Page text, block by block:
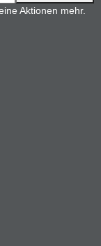
Aktionen mehr.